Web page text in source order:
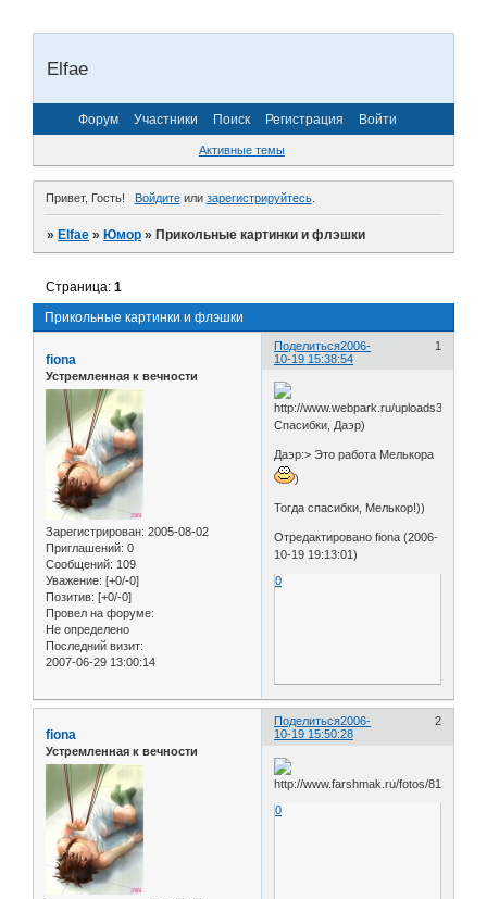
Elfae
Форум Участники Поиск Регистрация Войти
Активные темы
Привет, Гость! Войдитеили зарегистрируйтесь.
»Elfae »Юмор »Прикольные картинки и флэшки
Прикольные картинки и флэшки
Страница:1
Поделиться 1
2006-
10-19 15:38:54
fiona
Устремленная к вечности
Зарегистрирован: 2005-08-02
Приглашений: 0
Сообщений: 109
Уважение: [+0/-0]
Позитив: [+0/-0]
Провел на форуме:
Не определено
Последний визит:
2007-06-29 13:00:14
Спасибки, Даэр)
Даэр:> Это работа Мелькора
)
Тогда спасибки, Мелькор!))
Отредактировано fiona (2006-
10-19 19:13:01)
0
Поделиться 2
2006-
10-19 15:50:28
fiona
Устремленная к вечности
0